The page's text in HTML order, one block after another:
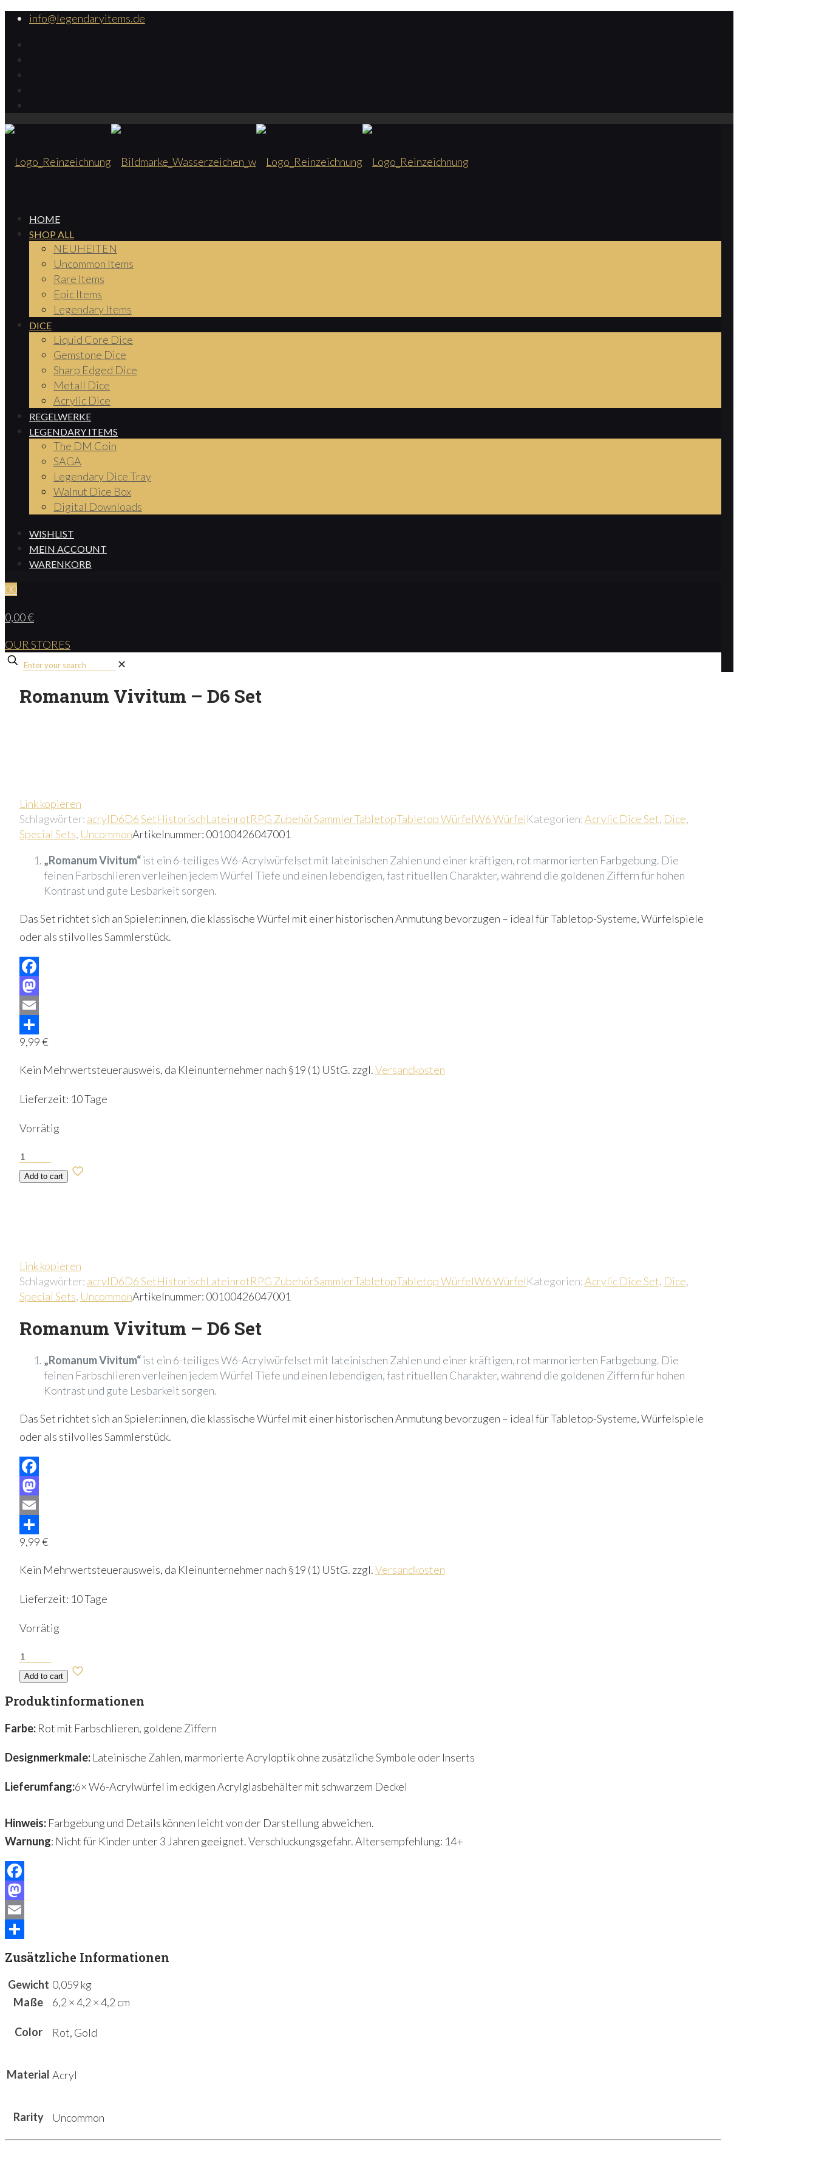
info@legendaryitems.de
HOME
SHOP ALL
NEUHEITEN
Uncommon Items
Rare Items
Epic Items
Legendary Items
DICE
Liquid Core Dice
Gemstone Dice
Sharp Edged Dice
Metall Dice
Acrylic Dice
REGELWERKE
LEGENDARY ITEMS
The DM Coin
SAGA
Legendary Dice Tray
Walnut Dice Box
Digital Downloads
WISHLIST
MEIN ACCOUNT
WARENKORB
00
0,00 €
OUR STORES
✕
Romanum Vivitum – D6 Set
Link kopieren
Schlagwörter: acrylD6D6 SetHistorischLateinrotRPG ZubehörSammlerTabletopTabletop WürfelW6 WürfelKategorien:Acrylic Dice Set, Dice,
Special Sets, UncommonArtikelnummer: 00100426047001
„Romanum Vivitum“ist ein 6-teiliges W6-Acrylwürfelset mit lateinischen Zahlen und einer kräftigen, rot marmorierten Farbgebung. Die
feinen Farbschlieren verleihen jedem Würfel Tiefe und einen lebendigen, fast rituellen Charakter, während die goldenen Ziffern für hohen
Kontrast und gute Lesbarkeit sorgen.
Das Set richtet sich an Spieler:innen, die klassische Würfel mit einer historischen Anmutung bevorzugen – ideal für Tabletop-Systeme, Würfelspiele
oder als stilvolles Sammlerstück.
Facebook
Mastodon
Email
Teilen
9,99€
Kein Mehrwertsteuerausweis, da Kleinunternehmer nach §19 (1) UStG. zzgl.Versandkosten
Lieferzeit: 10 Tage
Vorrätig
Romanum
Vivitum
-
Add to cart
Link kopieren
Schlagwörter: acrylD6D6 SetHistorischLateinrotRPG ZubehörSammlerTabletopTabletop WürfelW6 WürfelKategorien:Acrylic Dice Set, Dice,
Special Sets, UncommonArtikelnummer: 00100426047001
Romanum Vivitum – D6 Set
„Romanum Vivitum“ist ein 6-teiliges W6-Acrylwürfelset mit lateinischen Zahlen und einer kräftigen, rot marmorierten Farbgebung. Die
feinen Farbschlieren verleihen jedem Würfel Tiefe und einen lebendigen, fast rituellen Charakter, während die goldenen Ziffern für hohen
Kontrast und gute Lesbarkeit sorgen.
Das Set richtet sich an Spieler:innen, die klassische Würfel mit einer historischen Anmutung bevorzugen – ideal für Tabletop-Systeme, Würfelspiele
oder als stilvolles Sammlerstück.
Facebook
Mastodon
Email
Teilen
9,99€
Kein Mehrwertsteuerausweis, da Kleinunternehmer nach §19 (1) UStG. zzgl.Versandkosten
Lieferzeit: 10 Tage
Vorrätig
Romanum
Vivitum
-
D6
Menge
Add to cart
Produktinformationen
Farbe: Rot mit Farbschlieren, goldene Ziffern
Designmerkmale: Lateinische Zahlen, marmorierte Acryloptik ohne zusätzliche Symbole oder Inserts
Lieferumfang:6× W6-Acrylwürfel im eckigen Acrylglasbehälter mit schwarzem Deckel
Hinweis: Farbgebung und Details können leicht von der Darstellung abweichen.
Warnung: Nicht für Kinder unter 3 Jahren geeignet. Verschluckungsgefahr. Altersempfehlung: 14+
Facebook
Mastodon
Email
Zusätzliche Informationen
Gewicht 0,059 kg
Maße
6,2 × 4,2 × 4,2 cm
Color Rot, Gold
Material Acryl
Rarity Uncommon